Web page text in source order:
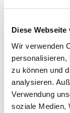
Diese
Wir verwenden
personalisieren,
zu können und
analysieren.
Verwendung
soziale Medien,
Orchester der
Orgelnacht